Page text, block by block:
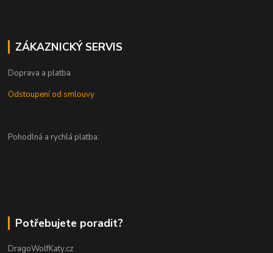
ZÁKAZNICKÝ SERVIS
Doprava a platba
Odstoupení od smlouvy
Pohodlná a rychlá platba:
Potřebujete poradit?
DragoWolfKaty.cz